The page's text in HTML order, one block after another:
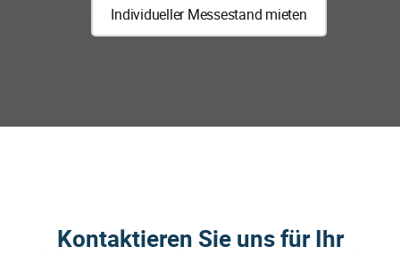
Individueller Messestand mieten
Kontaktieren Sie uns für Ihr